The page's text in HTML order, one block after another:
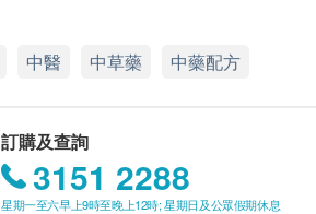
中醫 中草藥 中藥配方
訂購及查詢
3151 2288
星期一至六早上9時至晚上12時; 星期日及公眾假期休息